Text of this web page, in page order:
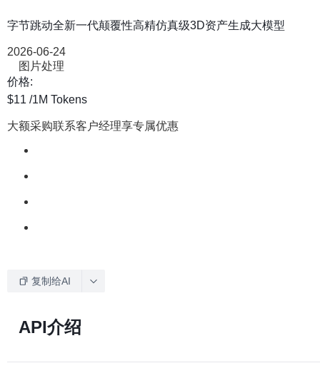
字节跳动全新一代颠覆性高精仿真级3D资产生成大模型
2026-06-24
图片处理
价格:
$11 /1M Tokens
大额采购联系客户经理享专属优惠
复制给AI
API介绍